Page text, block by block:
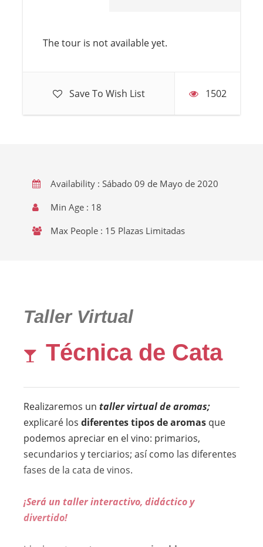
The tour is not available yet.
Save To Wish List 1502
Availability : Sábado 09 de Mayo de 2020
Min Age : 18
Max People : 15 Plazas Limitadas
Taller Virtual
Técnica de Cata
Realizaremos un taller virtual de aromas;
explicaré los diferentes tipos de aromas que
podemos apreciar en el vino: primarios,
secundarios y terciarios; así como las diferentes
fases de la cata de vinos.
¡Será un taller interactivo, didáctico y
divertido!